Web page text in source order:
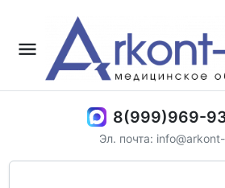
8(999)969-
Эл. почта: